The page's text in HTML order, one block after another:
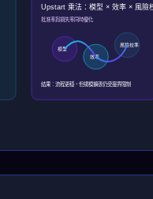
Upstart 乘法：模型 × 效率 × 風險
批准率與損失率同時優化
模型
效率
風險校準
結果：流程更穩，但規模擴張仍受邊界限制